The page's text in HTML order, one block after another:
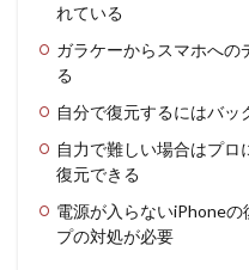
れている
ガラケーからスマホへの
る
自分で復元するにはバッ
自力で難しい場合はプロ
復元できる
電源が入らないiPhone
プの対処が必要